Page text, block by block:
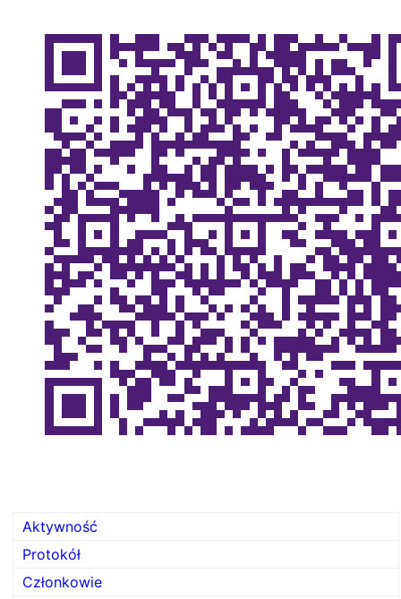
Aktywność
Protokół
Członkowie